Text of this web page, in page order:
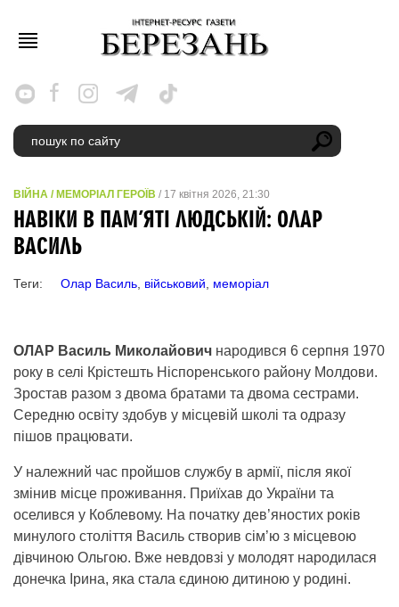
ВІЙНА / МЕМОРІАЛ ГЕРОЇВ / 17 квітня 2026, 21:30
НАВІКИ В ПАМ’ЯТІ ЛЮДСЬКІЙ: ОЛАР
ВАСИЛЬ
Теги: Олар Василь військовий меморіал
ОЛАР Василь Миколайович народився 6 серпня 1970
року в селі Крістешть Ніспоренського району Молдови.
Зростав разом з двома братами та двома сестрами.
Середню освіту здобув у місцевій школі та одразу
пішов працювати.
У належний час пройшов службу в армії, після якої
змінив місце проживання. Приїхав до України та
оселився у Коблевому. На початку дев’яностих років
минулого століття Василь створив сім’ю з місцевою
дівчиною Ольгою. Вже невдовзі у молодят народилася
донечка Ірина, яка стала єдиною дитиною у родині.